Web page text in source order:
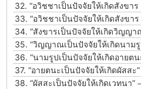
32. “อวิชชาเป็นปัจจัยให้เกิดสังขาร
33. “อวิชชาเป็นปัจจัยให้เกิดสังขา
34. “สังขารเป็นปัจจัยให้เกิดวิญญา
35. “วิญญาณเป็นปัจจัยให้เกิดนาม
36. “นามรูปเป็นปัจจัยให้เกิดอายตน
37. “อายตนะเป็นปัจจัยให้เกิดผัสสะ”
38. “ผัสสะเป็นปัจจัยให้เกิดเวทนา”